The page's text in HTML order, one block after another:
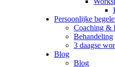
Persoonlijke
Coaching &
Behandeling
3 daagse
Blog
Blog